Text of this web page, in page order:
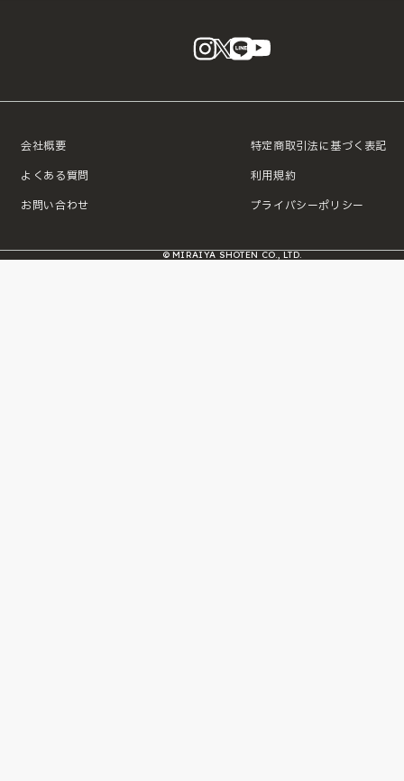
instagram
X LINE
会社概要
よくある質問
お問い合わせ
特定商取引法に基づく表記
利用規約
プライバシーポリシー
© MIRAIYA SHOTEN CO., LTD.